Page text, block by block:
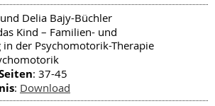
Delia Bajy-Büchler
Kind – Familien- und
der Psychomotorik-Therapie
: 37-45
: Download